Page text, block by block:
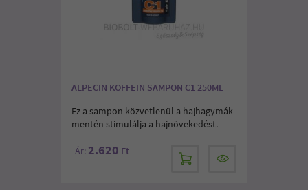
ALPECIN KOFFEIN SAMPON C1 250ML
Ez a sampon közvetlenül a hajhagymák
mentén stimulálja a hajnövekedést.
Ár: 2.620 Ft